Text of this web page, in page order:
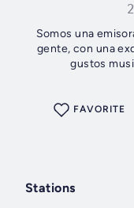
Somos una
gente, con una
gustos
FAVORITE
Stations